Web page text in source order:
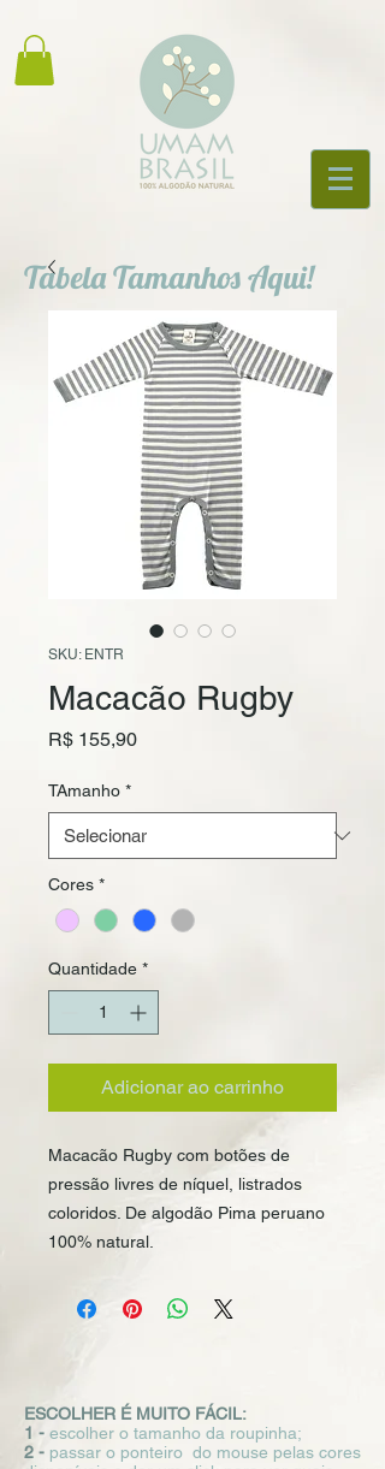
SKU: ENTR
Macacão Rugby
R$ 155,90Preço
TAmanho *
Cores *
Quantidade *
Adicionar ao carrinho
Macacão Rugby com botões de
pressão livres de níquel, listrados
coloridos. De algodão Pima peruano
100% natural.
Tabela Tamanhos Aqui!
ESCOLHER É MUITO FÁCIL:
1 - escolher o tamanho da roupinha;
2 - passar o ponteiro do mouse pelas cores